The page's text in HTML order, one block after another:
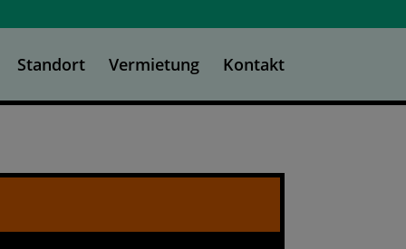
Standort Vermietung Kontakt